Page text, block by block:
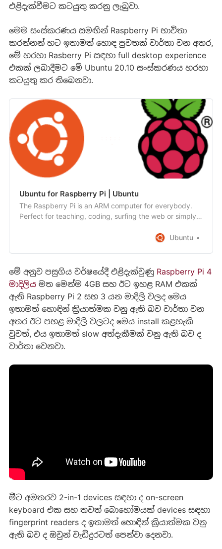
එළිදැක්වීමට කටයුතු කරනු ලැබුවා.
‍මෙම සංස්කරණය සමඟින් Raspberry Pi භාවිතා
කරන්නන් හට ඉතාමත් හොඳ පුවතක් වාර්තා වන අතර,
මේ හරහා Rasberry Pi සඳහා full desktop experience
එකක් ලබාදීමට මේ Ubuntu 20.10 සංස්කරණය හරහා
කටයුතු කර තිබෙනවා.
Ubuntu for Raspberry Pi | Ubuntu
The Raspberry Pi is an ARM computer for everybody.
Perfect for teaching, coding, surfing the web or simply
with Ubuntu is a gateway to the world of open source
Ubuntu
මේ අනුව පසුගිය වර්ෂයේදී එළිදැක්වුණු Raspberry Pi 4
මාදිලියමත මෙන්ම 4GB සහ ඊට ඉහළ RAM එකක්
ඇති Raspberry Pi 2 සහ 3 යන මාදිලි වලද මෙය
ඉතාමත් හොඳින් ක්‍රියාත්මක වනු ඇති බව වාර්තා වන
අතර ඊට පහළ මාදිලි වලටද මෙය install කළහැකි
වුවත්, එය ඉතාමත් slow අත්දැකීමක් වනු ඇති බව ද
වාර්තා වෙනවා.
මීට අමතරව 2-in-1 devices සඳහා ද on-screen
keyboard එක සහ තවත් බොහෝමයක් devices සඳහා
fingerprint readers ද ඉතාමත් හොඳින් ක්‍රියාත්මක වනු
ඇති බව ද ඔවුන් වැඩිදුරටත් පෙන්වා දෙනවා.